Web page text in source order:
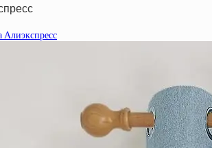
Алиэкспресс